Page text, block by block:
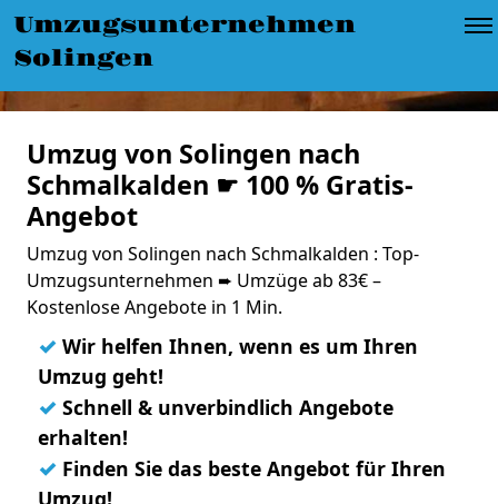
Umzugsunternehmen
Solingen
Umzug von Solingen nach
Schmalkalden ☛ 100 % Gratis-
Angebot
Umzug von Solingen nach Schmalkalden : Top-
Umzugsunternehmen ➨ Umzüge ab 83€ –
Kostenlose Angebote in 1 Min.
✓ Wir helfen Ihnen, wenn es um Ihren
Umzug geht!
✓ Schnell & unverbindlich Angebote
erhalten!
✓ Finden Sie das beste Angebot für Ihren
Umzug!